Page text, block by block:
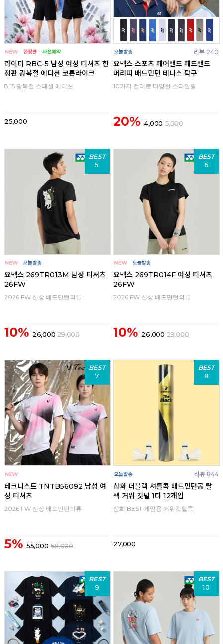
라이더 RBC-5 남성 여성 티셔츠 한
정판 광복절 에디션 코튼라이크
8.15 광복절 스페셜 에디션
25,000
리뷰 240
요넥스 스포츠 헤어밴드 헤드밴드
머리띠 배드민턴 테니스 탁구
10가지 컬러로 다양한 스타일링
20% 4,000 5,000
BEST
5
요넥스 269TR013M 남성 티셔츠
26FW
2026 FW 신상 배드민턴의류
10% 26,000 29,000
BEST
6
요넥스 269TR014F 여성 티셔츠
26FW
2026 FW 신상 배드민턴의류
10% 26,000 29,000
BEST
7
테크니스트 TNTB56092 남성 여
성 티셔츠
2026 FW 신상 배드민턴의류
5% 55,000 58,000
BEST
8
리뷰 844
삼화 더블랙 셔틀콕 배드민턴공 탈
색 거위 깃털 1타 12개입
삼화 BEST 게임용 거위깃털콕
27,000
BEST
9
BEST
10